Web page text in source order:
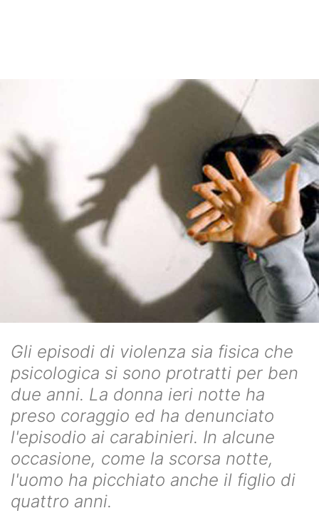
Gli episodi di violenza sia fisica che
psicologica si sono protratti per ben
due anni. La donna ieri notte ha
preso coraggio ed ha denunciato
l'episodio ai carabinieri. In alcune
occasione, come la scorsa notte,
l'uomo ha picchiato anche il figlio di
quattro anni.